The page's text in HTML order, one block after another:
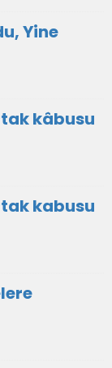
Yine
kâbusu
kabusu